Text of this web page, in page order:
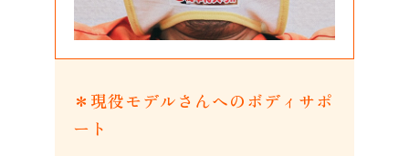
＊現役モデルさんへのボディサポ
ート